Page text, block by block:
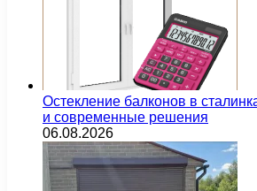
Остекление балконов в
и современные решения
06.08.2026